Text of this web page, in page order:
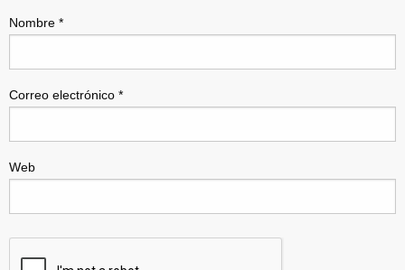
Nombre *
Correo electrónico *
Web